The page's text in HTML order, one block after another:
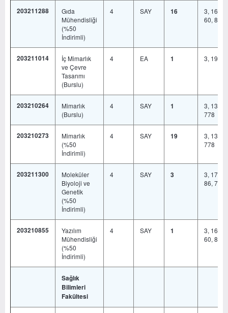
203211288
Gıda
Mühendisliği
(%50
İndirimli)
4 SAY 16
3, 16,
60, 86,
203211014
İç Mimarlık
ve Çevre
Tasarımı
(Burslu)
4 EA 1 3, 19,
203210264
Mimarlık
(Burslu)
4 SAY 1
3, 13,
778
203210273
Mimarlık
(%50
İndirimli)
4 SAY 19
3, 13,
778
203211300
Moleküler
Biyoloji ve
Genetik
(%50
İndirimli)
4 SAY 3
3, 17,
86, 778
203210855
Yazılım
Mühendisliği
(%50
İndirimli)
4 SAY 1
3, 16,
60, 86,
Sağlık
Bilimleri
Fakültesi